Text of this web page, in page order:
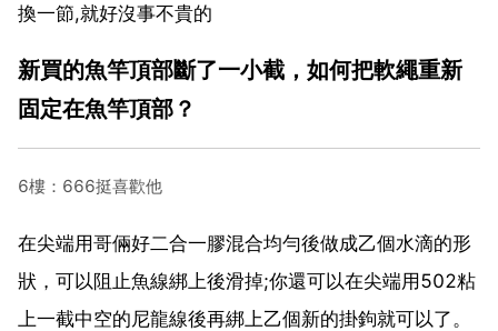
換一節,就好沒事不貴的
新買的魚竿頂部斷了一小截，如何把軟繩重新
固定在魚竿頂部？
6樓：666挺喜歡他
在尖端用哥倆好二合一膠混合均勻後做成乙個水滴的形
狀，可以阻止魚線綁上後滑掉;你還可以在尖端用502粘
上一截中空的尼龍線後再綁上乙個新的掛鉤就可以了。